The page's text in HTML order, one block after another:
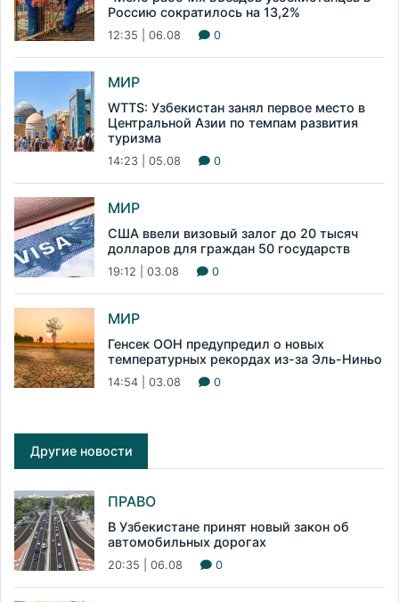
Россию сократилось на 13,2%
12:35 | 06.08 0
МИР
WTTS: Узбекистан занял первое место в
Центральной Азии по темпам развития
туризма
14:23 | 05.08 0
МИР
США ввели визовый залог до 20 тысяч
долларов для граждан 50 государств
19:12 | 03.08 0
МИР
Генсек ООН предупредил о новых
температурных рекордах из-за Эль-Ниньо
14:54 | 03.08 0
Другие новости
ПРАВО
В Узбекистане принят новый закон об
автомобильных дорогах
20:35 | 06.08 0